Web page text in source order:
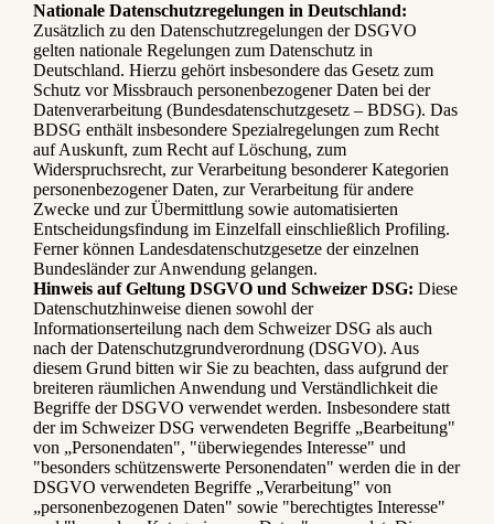
Nationale Datenschutzregelungen in Deutschland:
Zusätzlich zu den Datenschutzregelungen der DSGVO
gelten nationale Regelungen zum Datenschutz in
Deutschland. Hierzu gehört insbesondere das Gesetz zum
Schutz vor Missbrauch personenbezogener Daten bei der
Datenverarbeitung (Bundesdatenschutzgesetz – BDSG). Das
BDSG enthält insbesondere Spezialregelungen zum Recht
auf Auskunft, zum Recht auf Löschung, zum
Widerspruchsrecht, zur Verarbeitung besonderer Kategorien
personenbezogener Daten, zur Verarbeitung für andere
Zwecke und zur Übermittlung sowie automatisierten
Entscheidungsfindung im Einzelfall einschließlich Profiling.
Ferner können Landesdatenschutzgesetze der einzelnen
Bundesländer zur Anwendung gelangen.
Hinweis auf Geltung DSGVO und Schweizer DSG: Diese
Datenschutzhinweise dienen sowohl der
Informationserteilung nach dem Schweizer DSG als auch
nach der Datenschutzgrundverordnung (DSGVO). Aus
diesem Grund bitten wir Sie zu beachten, dass aufgrund der
breiteren räumlichen Anwendung und Verständlichkeit die
Begriffe der DSGVO verwendet werden. Insbesondere statt
der im Schweizer DSG verwendeten Begriffe „Bearbeitung"
von „Personendaten", "überwiegendes Interesse" und
"besonders schützenswerte Personendaten" werden die in der
DSGVO verwendeten Begriffe „Verarbeitung" von
„personenbezogenen Daten" sowie "berechtigtes Interesse"